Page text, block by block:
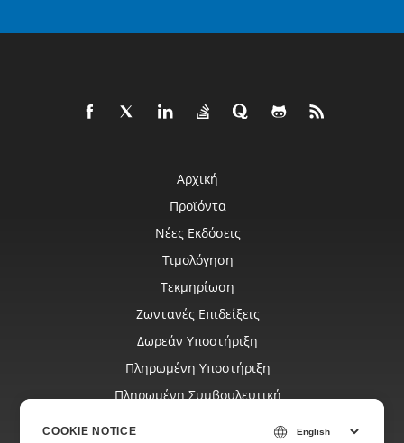
Αρχική
Προϊόντα
Νέες Εκδόσεις
Τιμολόγηση
Τεκμηρίωση
Ζωντανές Επιδείξεις
Δωρεάν Υποστήριξη
Πληρωμένη Υποστήριξη
Πληρωμένη Συμβουλευτική
COOKIE NOTICE